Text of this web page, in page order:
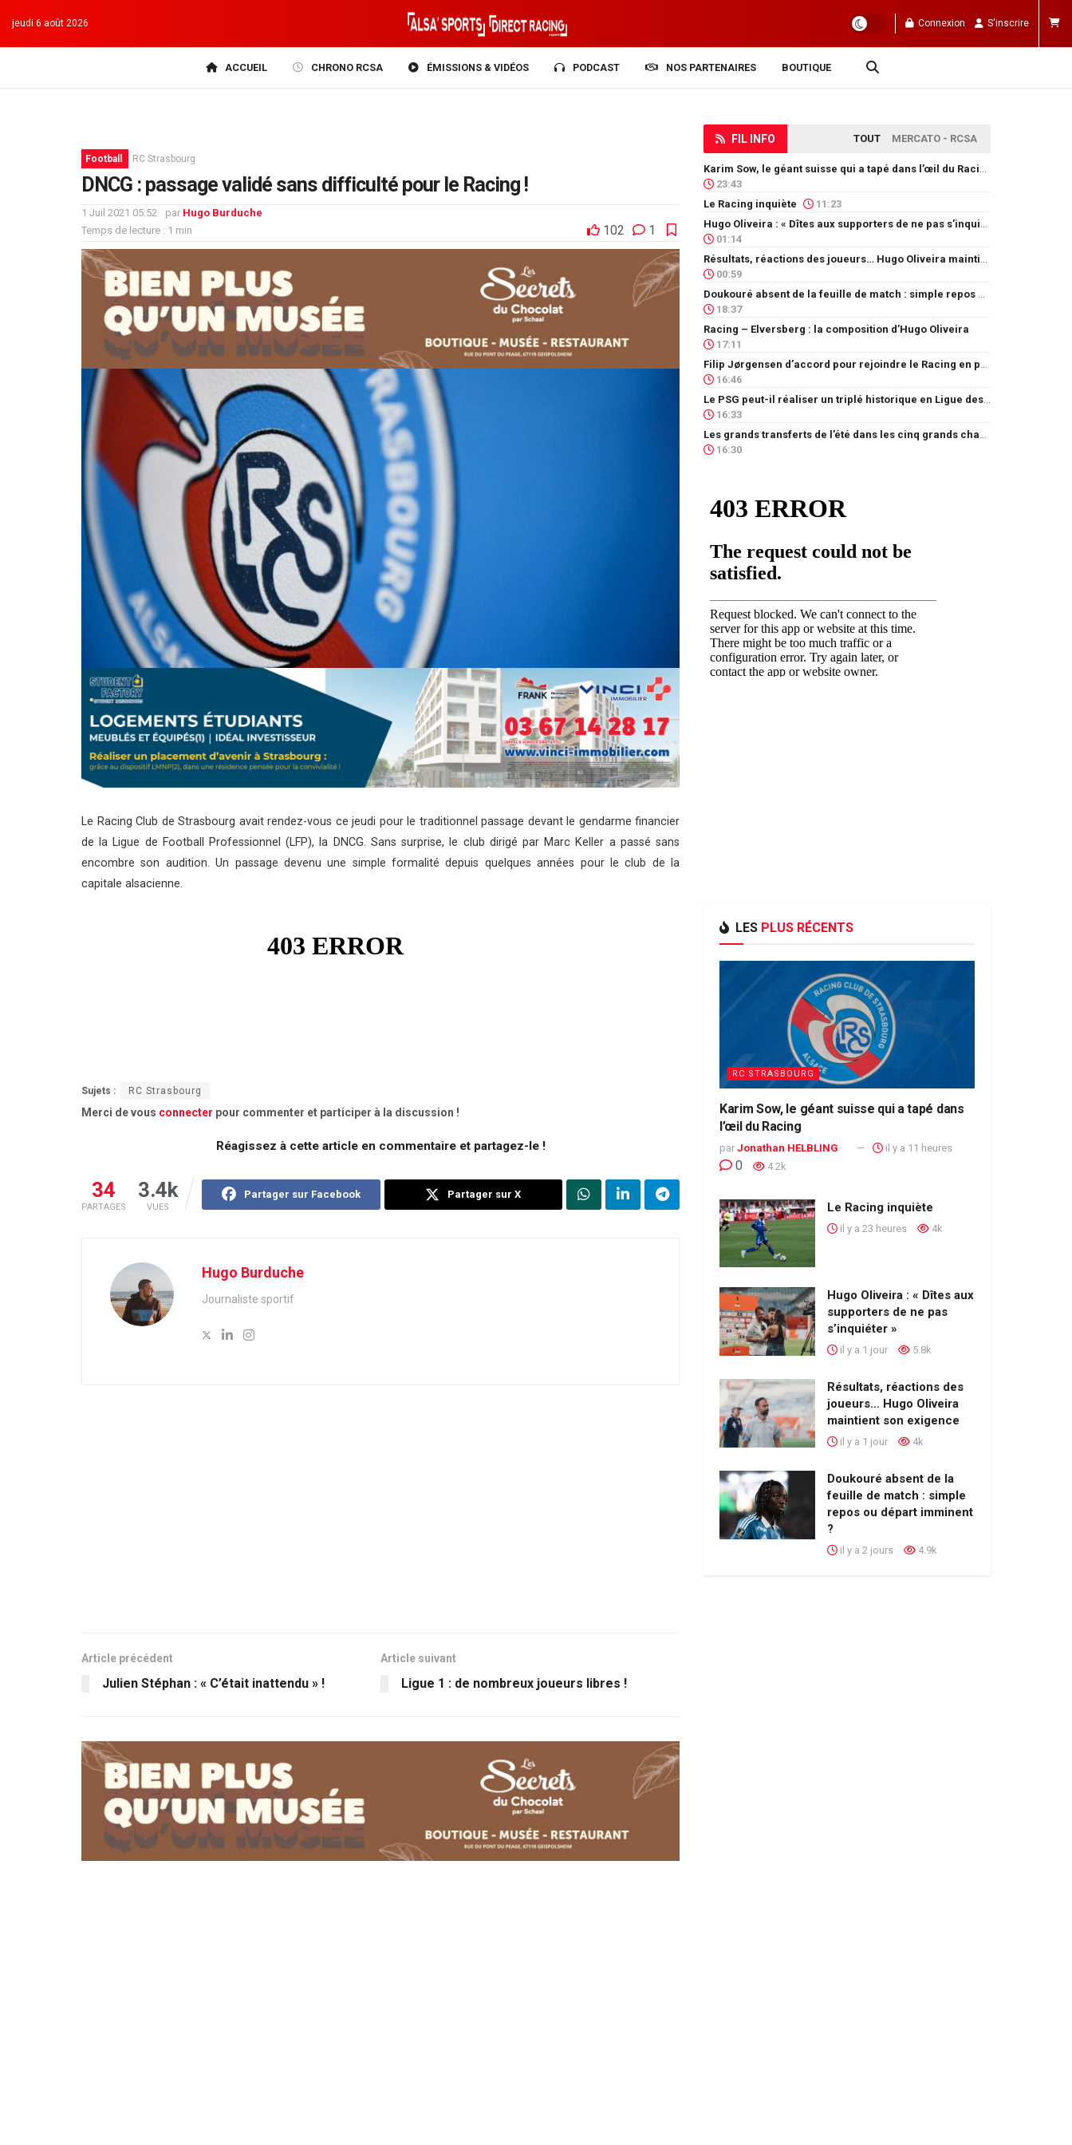
jeudi 6 août 2026 Connexion S'inscrire
ACCUEIL CHRONO RCSA ÉMISSIONS & VIDÉOS PODCAST NOS PARTENAIRES BOUTIQUE
Football RC Strasbourg
DNCG : passage validé sans difficulté pour le Racing !
1 Juil 2021 05:52 par Hugo Burduche
Temps de lecture : 1 min
102 1
Le Racing Club de Strasbourg avait rendez-vous ce jeudi pour le traditionnel passage devant le gendarme financier
de la Ligue de Football Professionnel (LFP), la DNCG. Sans surprise, le club dirigé par Marc Keller a passé sans
encombre son audition. Un passage devenu une simple formalité depuis quelques années pour le club de la
capitale alsacienne.
Sujets : RC Strasbourg
Merci de vous connecter pour commenter et participer à la discussion !
Réagissez à cette article en commentaire et partagez-le !
34
PARTAGES
3.4k
VUES
Partager sur Facebook Partager sur X
Hugo Burduche
Journaliste sportif
Article précédent
Julien Stéphan : « C’était inattendu » !
Article suivant
Ligue 1 : de nombreux joueurs libres !
FIL INFO TOUT MERCATO - RCSA
23:43
Le Racing inquiète
11:23
01:14
00:59
18:37
Racing – Elversberg : la composition d’Hugo Oliveira
17:11
16:46
16:33
16:30
LES PLUS RÉCENTS
RC STRASBOURG
Karim Sow, le géant suisse qui a tapé dans
l’œil du Racing
par Jonathan HELBLING il y a 11 heures
0 4.2k
Le Racing inquiète
il y a 23 heures 4k
Hugo Oliveira : « Dîtes aux
supporters de ne pas
s’inquiéter »
il y a 1 jour 5.8k
Résultats, réactions des
joueurs… Hugo Oliveira
maintient son exigence
il y a 1 jour 4k
Doukouré absent de la
feuille de match : simple
repos ou départ imminent
?
il y a 2 jours 4.9k